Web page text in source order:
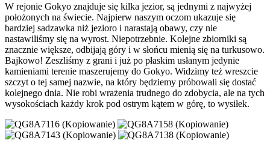
W rejonie Gokyo znajduje się kilka jezior, są jednymi z najwyżej
położonych na świecie. Najpierw naszym oczom ukazuje się
bardziej sadzawka niż jezioro i narastają obawy, czy nie
nastawiliśmy się na wyrost. Niepotrzebnie. Kolejne zbiorniki są
znacznie większe, odbijają góry i w słońcu mienią się na turkusowo.
Bajkowo! Zeszliśmy z grani i już po płaskim usłanym jedynie
kamieniami terenie maszerujemy do Gokyo. Widzimy też wreszcie
szczyt o tej samej nazwie, na który będziemy próbowali się dostać
kolejnego dnia. Nie robi wrażenia trudnego do zdobycia, ale na tych
wysokościach każdy krok pod ostrym kątem w górę, to wysiłek.